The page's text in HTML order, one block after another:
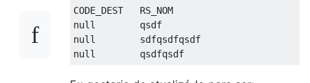
null
null
null
        qsdfqsdf